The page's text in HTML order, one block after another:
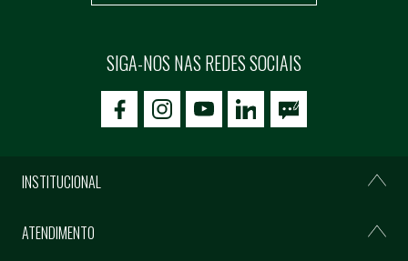
SIGA-NOS NAS REDES SOCIAIS
icon-facebookicon-social02icon-social03
INSTITUCIONAL
ATENDIMENTO